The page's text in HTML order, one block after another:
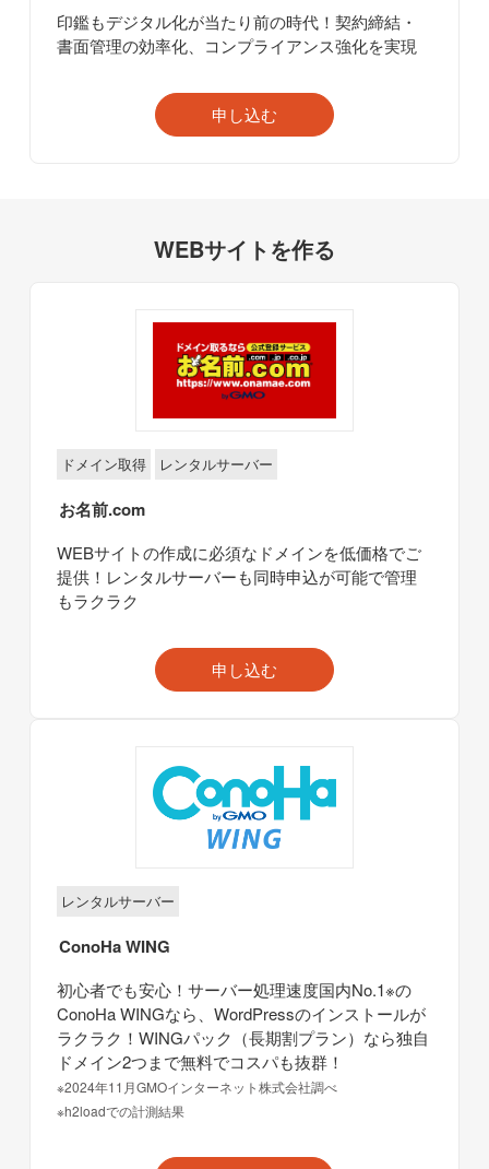
印鑑もデジタル化が当たり前の時代！契約締結・
書面管理の効率化、コンプライアンス強化を実現
申し込む
WEBサイトを作る
ドメイン取得 レンタルサーバー
お名前.com
WEBサイトの作成に必須なドメインを低価格でご
提供！レンタルサーバーも同時申込が可能で管理
もラクラク
申し込む
レンタルサーバー
ConoHa WING
初心者でも安心！サーバー処理速度国内No.1※の
ConoHa WINGなら、WordPressのインストールが
ラクラク！WINGパック（長期割プラン）なら独自
ドメイン2つまで無料でコスパも抜群！
※2024年11月GMOインターネット株式会社調べ
※h2loadでの計測結果